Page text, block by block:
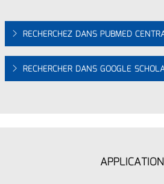
RECHERCHEZ DANS PUBMED
RECHERCHER DANS GOOGLE